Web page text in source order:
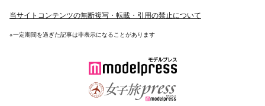
当サイトコンテンツの無断複写・転載・引用の禁止について
※一定期間を過ぎた記事は非表示になることがあります